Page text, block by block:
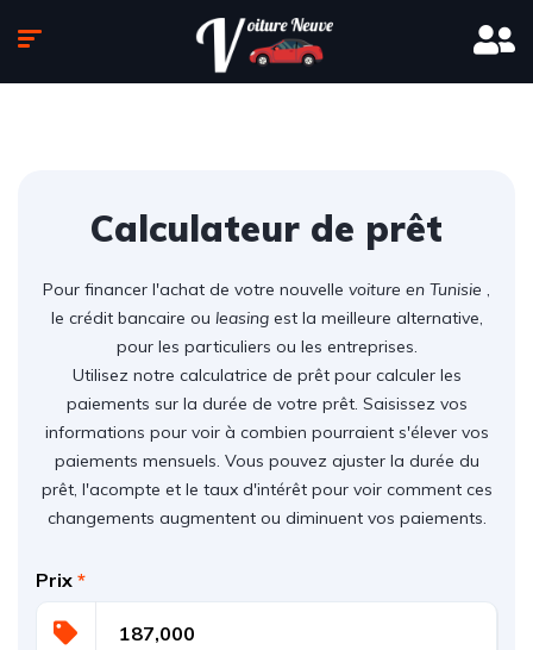
Calculateur de prêt
Pour financer l'achat de votre nouvelle voiture en Tunisie ,
le crédit bancaire ou leasingest la meilleure alternative,
pour les particuliers ou les entreprises.
Utilisez notre calculatrice de prêt pour calculer les
paiements sur la durée de votre prêt. Saisissez vos
informations pour voir à combien pourraient s'élever vos
paiements mensuels. Vous pouvez ajuster la durée du
prêt, l'acompte et le taux d'intérêt pour voir comment ces
changements augmentent ou diminuent vos paiements.
Prix *